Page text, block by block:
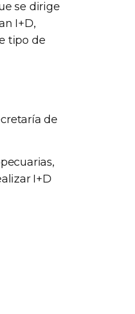
se dirige
I+D,
tipo de
de
I+D